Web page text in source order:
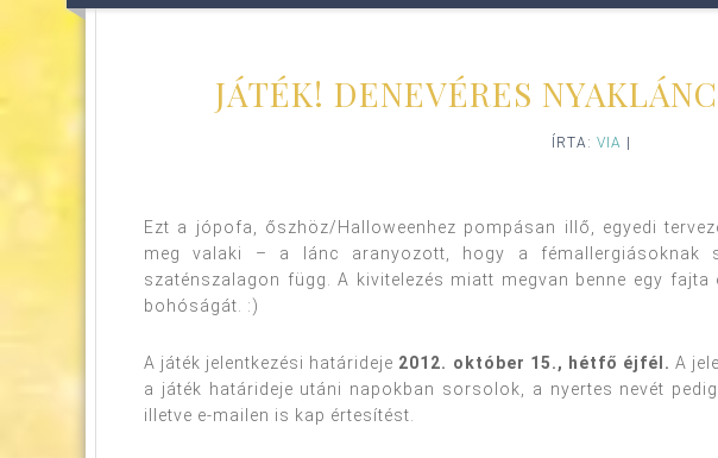
JÁTÉK! DENEVÉRES
ÍRTA:VIA
Ezt a jópofa, őszhöz/Halloweenhez pompásan illő, egyedi
meg valaki – a lánc aranyozott, hogy a fémallergiásoknak
szaténszalagon függ. A kivitelezés miatt megvan benne egy
bohóságát. :)
A játék jelentkezési határideje 2012. október 15., hétfő éjfél. A
a játék határideje utáni napokban sorsolok, a nyertes nevét pedig
illetve e-mailen is kap értesítést.